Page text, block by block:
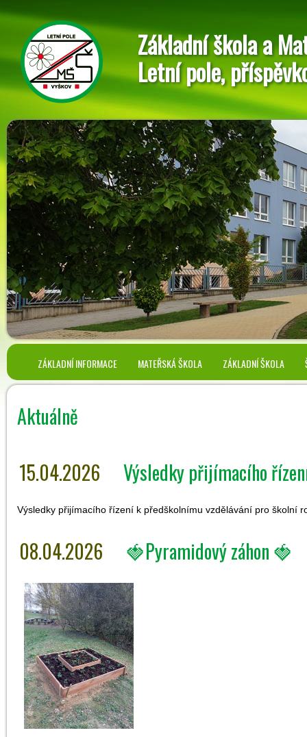
Základní škola a
Letní pole,
ZÁKLADNÍ INFORMACE MATEŘSKÁ ŠKOLA ZÁKLADNÍ ŠKOLA
Aktuálně
15.04.2026 Výsledky přijímacího
Výsledky přijímacího řízení k předškolnímu vzdělávání pro školní
08.04.2026 🍓Pyramidový záhon 🍓